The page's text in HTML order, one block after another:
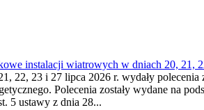
instalacji wiatrowych w dniach 20, 21,
22, 23 i 27 lipca 2026 r. wydały
Polecenia zostały wydane na
5 ustawy z dnia 28...